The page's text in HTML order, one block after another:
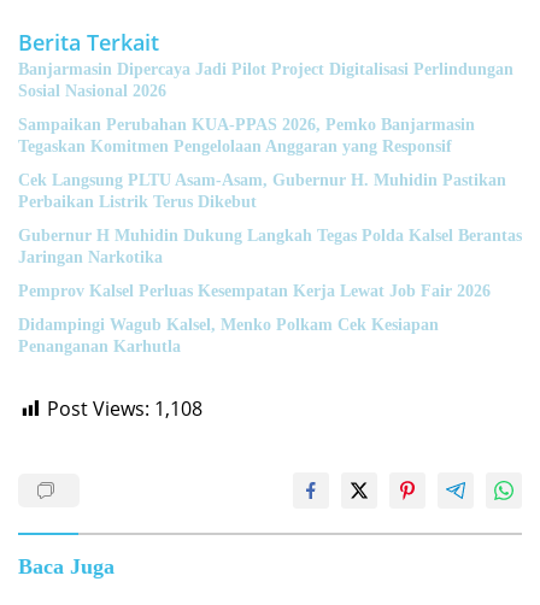
Berita Terkait
Banjarmasin Dipercaya Jadi Pilot Project Digitalisasi Perlindungan
Sosial Nasional 2026
Sampaikan Perubahan KUA-PPAS 2026, Pemko Banjarmasin
Tegaskan Komitmen Pengelolaan Anggaran yang Responsif
Cek Langsung PLTU Asam-Asam, Gubernur H. Muhidin Pastikan
Perbaikan Listrik Terus Dikebut
Gubernur H Muhidin Dukung Langkah Tegas Polda Kalsel Berantas
Jaringan Narkotika
Pemprov Kalsel Perluas Kesempatan Kerja Lewat Job Fair 2026
Didampingi Wagub Kalsel, Menko Polkam Cek Kesiapan
Penanganan Karhutla
Post Views: 1,108
Baca Juga